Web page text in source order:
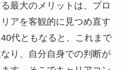
最大のメリットは、プロ
アを客観的に見つめ直す
代ともなると、これまで
り、自分自身での判断が